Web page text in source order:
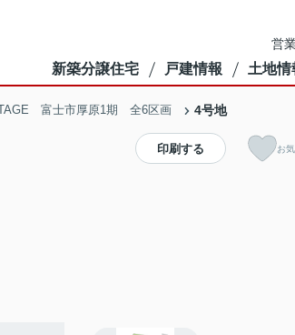
営
新築分譲住宅 戸建情報 土地情
富士市厚原1期 全6区画 4号地
印刷する お